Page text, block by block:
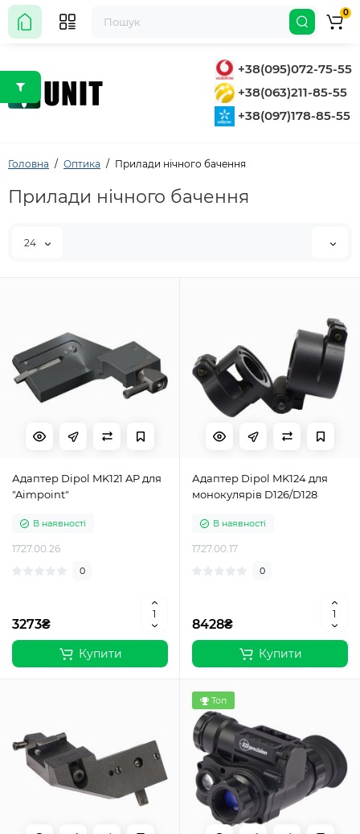
+38(095)072-75-55
+38(063)211-85-55
+38(097)178-85-55
0
Головна Оптика Прилади нічного бачення
Прилади нічного бачення
24
Адаптер Dipol MK121 AP для
"Aimpoint"
В наявності
1727.00.26
0
3273₴
Купити
Адаптер Dipol MK124 для
монокулярів D126/D128
В наявності
1727.00.17
0
8428₴
Купити
Топ